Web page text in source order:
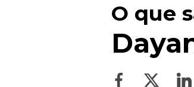
O que